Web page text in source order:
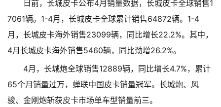
日前，长城皮卡公布4月销量数据，长城皮卡全球销售1
7061辆。1-4月，长城皮卡全球累计销售64872辆。1-4
月，长城皮卡海外销售23099辆，同比增长22.2%。其中，
4月长城皮卡海外销售5460辆，同比劲增26.2%。
4月，长城炮全球销售12889辆，同比增长4.7%，累计
65个月销量过万，蝉联中国皮卡销量冠军。长城炮、风
骏、金刚炮斩获皮卡市场单车型销量前三。